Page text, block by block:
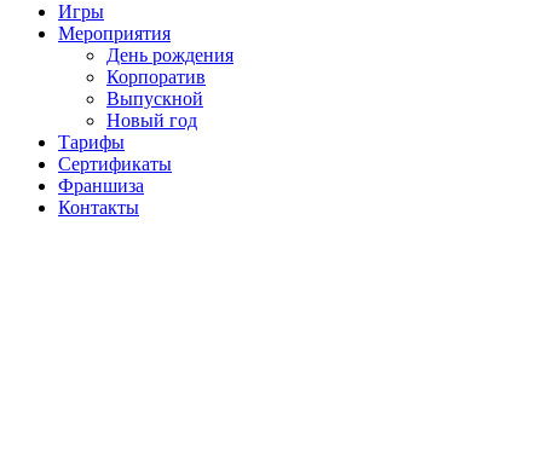
Игры
Мероприятия
День рождения
Корпоратив
Выпускной
Новый год
Тарифы
Сертификаты
Франшиза
Контакты